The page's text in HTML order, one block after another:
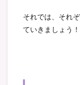
それでは、それ
ていきましょう！